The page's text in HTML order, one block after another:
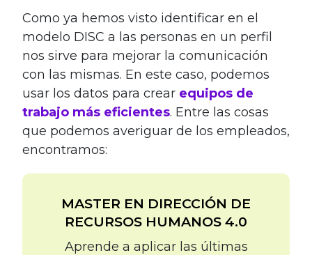
Como ya hemos visto identificar en el
modelo DISC a las personas en un perfil
nos sirve para mejorar la comunicación
con las mismas. En este caso, podemos
usar los datos para crear equipos de
trabajo más eficientes. Entre las cosas
que podemos averiguar de los empleados,
encontramos:
MASTER EN DIRECCIÓN DE
RECURSOS HUMANOS 4.0
Aprende a aplicar las últimas